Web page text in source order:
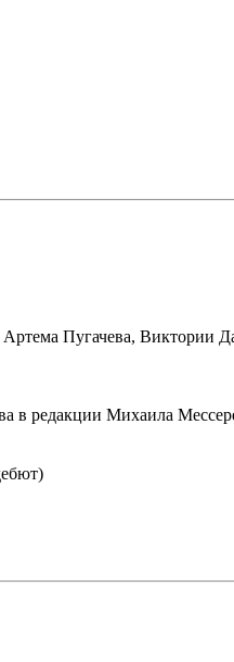
Пугачева, Виктории
в редакции Михаила